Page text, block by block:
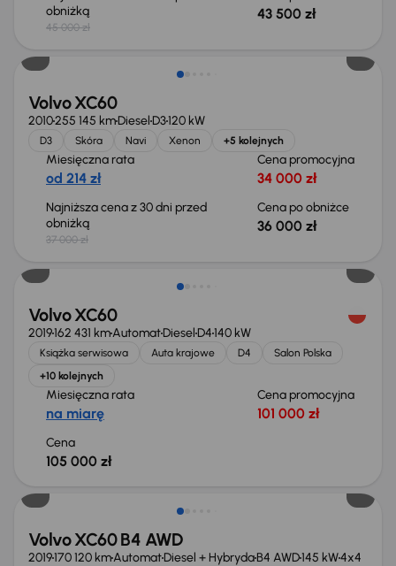
obniżką
45 000 zł
43 500 zł
Taniej o 1 000 zł
Volvo XC60
2010255 145 kmDiesel D3120 kW
D3 Skóra Navi Xenon +5 kolejnych
Miesięczna rata
od 214 zł
Cena promocyjna
34 000 zł
Najniższa cena z 30 dni przed
obniżką
37 000 zł
Cena po obniżce
36 000 zł
Możliwość odliczenia VAT
Volvo XC60
2019162 431 kmAutomatDiesel D4140 kW
Książka serwisowa Auta krajowe D4
Salon Polska
+10 kolejnych
Miesięczna rata
na miarę
Cena promocyjna
101 000 zł
Cena
105 000 zł
Volvo XC60 B4 AWD
2019170 120 kmAutomatDiesel + HybrydaB4 AWD145 kW4x4